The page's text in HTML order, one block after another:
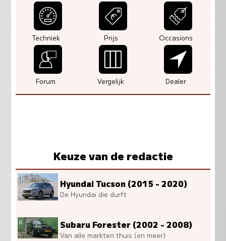
Techniek Prijs Occasions
Forum Vergelijk Dealer
Keuze van de redactie
Hyundai Tucson (2015 - 2020)
De Hyundai die durft
Subaru Forester (2002 - 2008)
Van alle markten thuis (en meer)